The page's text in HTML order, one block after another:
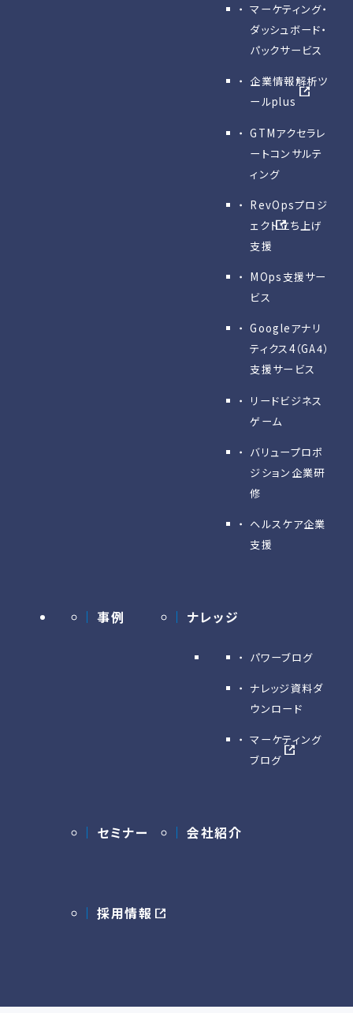
マーケティング・
ダッシュボード・
パックサービス
企業情報解析ツ
ールplus
GTMアクセラレ
ートコンサルテ
ィング
RevOpsプロジ
ェクト立ち上げ
支援
MOps支援サー
ビス
Googleアナリ
ティクス4（GA4）
支援サービス
リードビジネス
ゲーム
バリュープロポ
ジション企業研
修
ヘルスケア企業
支援
事例 ナレッジ
パワーブログ
ナレッジ資料ダ
ウンロード
マーケティング
ブログ
セミナー 会社紹介
採用情報